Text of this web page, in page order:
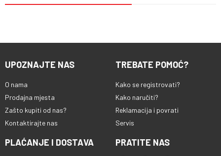
UPOZNAJTE NAS
O nama
Prodajna mjesta
Zašto kupiti od nas?
Kontaktirajte nas
TREBATE POMOĆ?
Kako se registrovati?
Kako naručiti?
Reklamacija i povrati
Servis
PLAĆANJE I DOSTAVA PRATITE NAS